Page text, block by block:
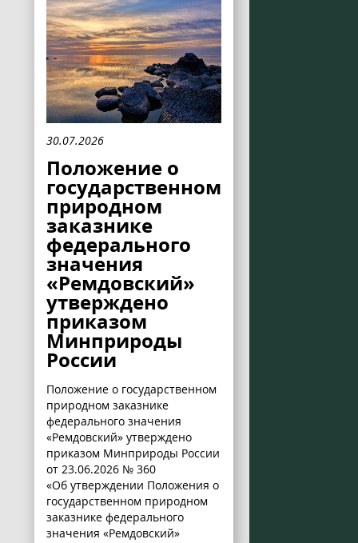
30.07.2026
Положение о
государственном
природном
заказнике
федерального
значения
«Ремдовский»
утверждено
приказом
Минприроды
России
Положение о государственном
природном заказнике
федерального значения
«Ремдовский» утверждено
приказом Минприроды России
от 23.06.2026 № 360
«Об утверждении Положения о
государственном природном
заказнике федерального
значения «Ремдовский»